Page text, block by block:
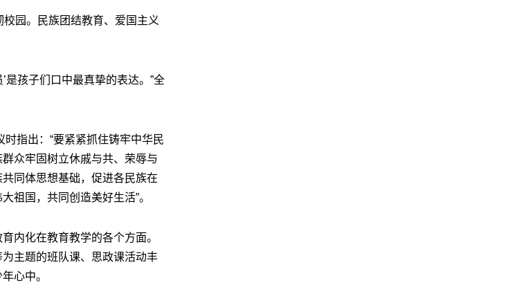
园。民族团结教育、爱国主义
是孩子们口中最真挚的表达。”全
指出：“要紧紧抓住铸牢中华民
众牢固树立休戚与共、荣辱与
同体思想基础，促进各民族在
祖国，共同创造美好生活”。
内化在教育教学的各个方面。
主题的班队课、思政课活动丰
心中。